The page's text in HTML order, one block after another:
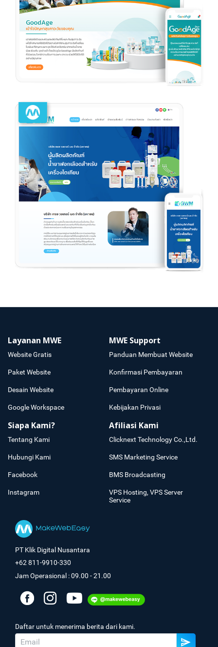
Layanan MWE
Website Gratis
Paket Website
Desain Website
Google Workspace
MWE Support
Panduan Membuat Website
Konfirmasi Pembayaran
Pembayaran Online
Kebijakan Privasi
Siapa Kami?
Tentang Kami
Hubungi Kami
Facebook
Instagram
Afiliasi Kami
Clicknext Technology Co.,Ltd.
SMS Marketing Service
BMS Broadcasting
VPS Hosting, VPS Server
Service
PT Klik Digital Nusantara
+62 811-9910-330
Jam Operasional : 09.00 - 21.00
Daftar untuk menerima berita dari kami.